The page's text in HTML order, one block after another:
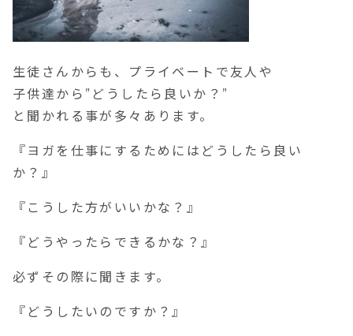
生徒さんからも、プライベートで友人や
子供達から”どうしたら良いか？”
と聞かれる事が多々あります。
『ヨガを仕事にするためにはどうしたら良い
か？』
『こうした方がいいかな？』
『どうやったらできるかな？』
必ずその際に聞きます。
『どうしたいのですか？』